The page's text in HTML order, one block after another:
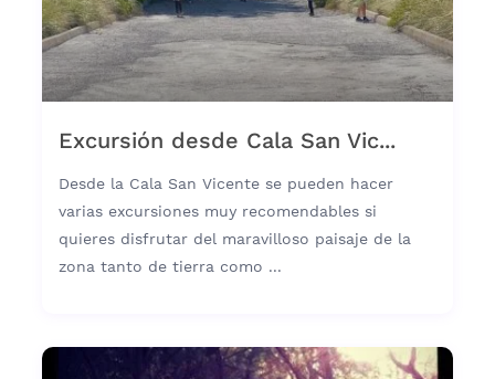
Excursión desde Cala San Vic...
Desde la Cala San Vicente se pueden hacer
varias excursiones muy recomendables si
quieres disfrutar del maravilloso paisaje de la
zona tanto de tierra como ...